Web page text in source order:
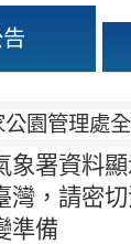
告
象署資料
灣，請密
準備